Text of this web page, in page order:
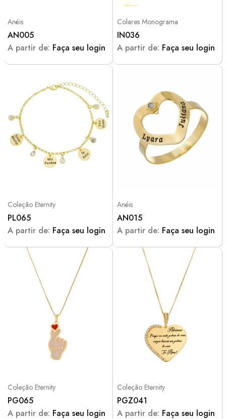
Anéis
AN005
A partir de: Faça seu login
Colares Monograma
IN036
A partir de: Faça seu login
Coleção Eternity
PL065
A partir de: Faça seu login
Anéis
AN015
A partir de: Faça seu login
Coleção Eternity
PG065
A partir de: Faça seu login
Coleção Eternity
PGZ041
A partir de: Faça seu login